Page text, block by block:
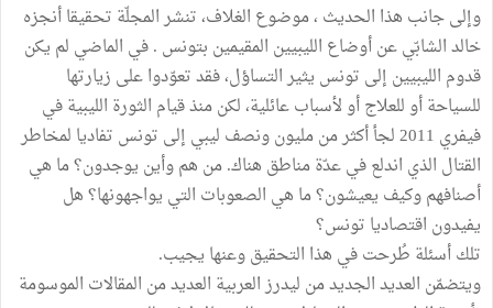
وإلى جانب هذا الحديث ، موضوع الغلاف، تنشر المجلّة تحقيقا أنجزه
خالد الشابّي عن أوضاع الليبيين المقيمين بتونس . في الماضي لم يكن
قدوم الليبيين إلى تونس يثير التساؤل، فقد تعوّدوا على زيارتها
للسياحة أو للعلاج أو لأسباب عائلية، لكن منذ قيام الثورة الليبية في
فيفري 2011 لجأ أكثر من مليون ونصف ليبي إلى تونس تفاديا لمخاطر
القتال الذي اندلع في عدّة مناطق هناك. من هم وأين يوجدون؟ ما هي
أصنافهم وكيف يعيشون؟ ما هي الصعوبات التي يواجهونها؟ هل
يفيدون اقتصاديا تونس؟
تلك أسئلة طُرحت في هذا التحقيق وعنها يجيب.
ويتضمّن العديد الجديد من ليدرز العربية العديد من المقالات الموسومة